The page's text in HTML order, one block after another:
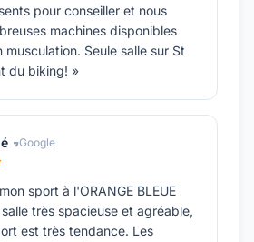
pour conseiller et nous
machines disponibles
musculation. Seule salle sur St
du biking! »
Google
sport à l'ORANGE BLEUE
très spacieuse et agréable,
est très tendance. Les